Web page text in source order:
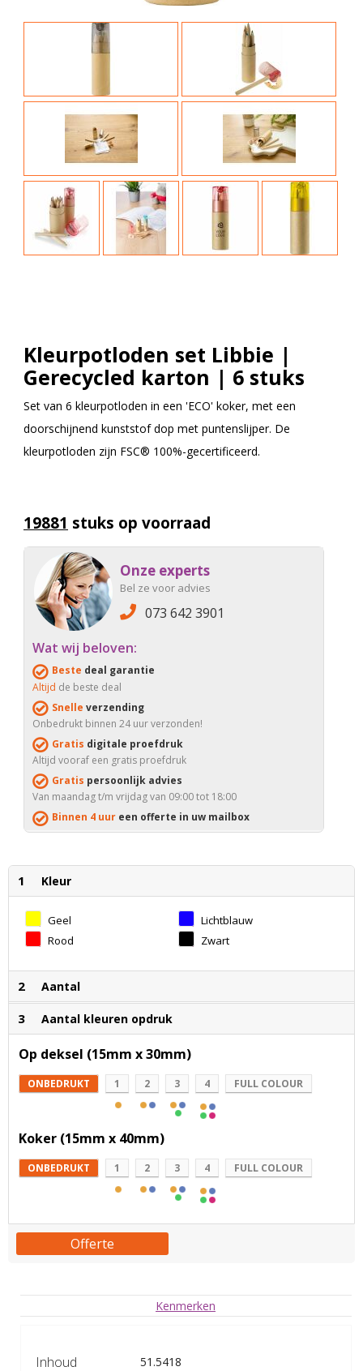
Kleurpotloden set Libbie |
Gerecycled karton | 6 stuks
Set van 6 kleurpotloden in een 'ECO' koker, met een
doorschijnend kunststof dop met puntenslijper. De
kleurpotloden zijn FSC® 100%-gecertificeerd.
19881 stuks op voorraad
Onze experts
Bel ze voor advies
073 642 3901
Wat wij beloven:
Beste deal garantie
Altijd de beste deal
Snelle verzending
Onbedrukt binnen 24 uur verzonden!
Gratis digitale proefdruk
Altijd vooraf een gratis proefdruk
Gratis persoonlijk advies
Van maandag t/m vrijdag van 09:00 tot 18:00
Binnen 4 uur een offerte in uw mailbox
1 Kleur
Geel
Lichtblauw
Rood
Zwart
2 Aantal
3 Aantal kleuren opdruk
Op deksel (15mm x 30mm)
ONBEDRUKT 1 2 3 4 FULL COLOUR
Koker (15mm x 40mm)
ONBEDRUKT 1 2 3 4 FULL COLOUR
Offerte
Kenmerken
Inhoud 51.5418